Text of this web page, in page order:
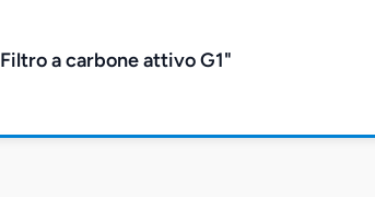
Filtro a carbone attivo G1"